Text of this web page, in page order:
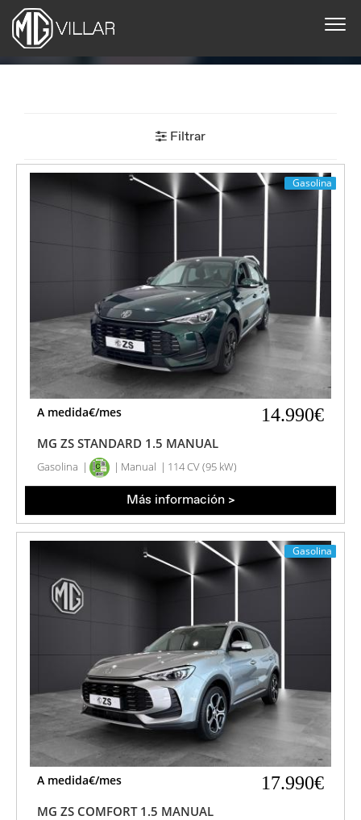
Filtrar
Gasolina
A medida€/mes 14.990€
MG ZS STANDARD 1.5 MANUAL
Gasolina Manual 114 CV (95 kW)
Más información >
Gasolina
A medida€/mes 17.990€
MG ZS COMFORT 1.5 MANUAL